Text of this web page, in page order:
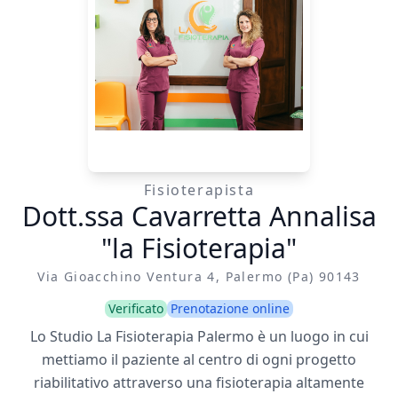
Fisioterapista
Dott.ssa Cavarretta Annalisa
"la Fisioterapia"
Via Gioacchino Ventura 4, Palermo (pa) 90143
Verificato Prenotazione online
Lo Studio La Fisioterapia Palermo è un luogo in cui
mettiamo il paziente al centro di ogni progetto
riabilitativo attraverso una fisioterapia altamente